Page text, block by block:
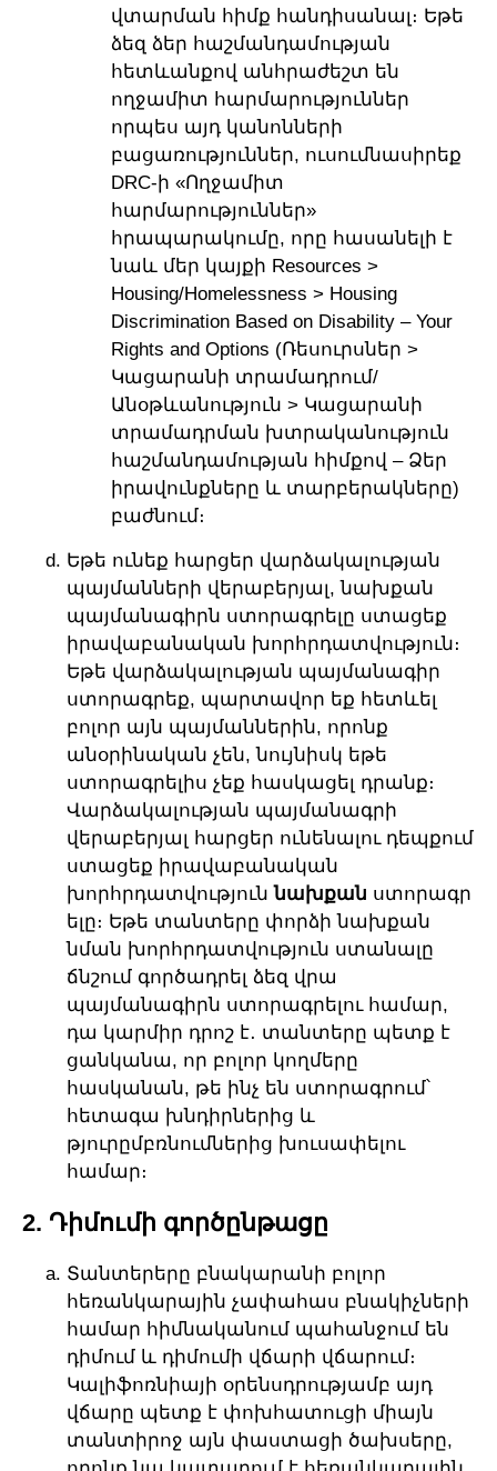
վտարման հիմք հանդիսանալ։ Եթե
ձեզ ձեր հաշմանդամության
հետևանքով անհրաժեշտ են
ողջամիտ հարմարություններ
որպես այդ կանոնների
բացառություններ, ուսումնասիրեք
DRC-ի «Ողջամիտ
հարմարություններ»
հրապարակումը, որը հասանելի է
նաև մեր կայքի Resources >
Housing/Homelessness > Housing
Discrimination Based on Disability – Your
Rights and Options (Ռեսուրսներ >
Կացարանի տրամադրում/
Անօթևանություն > Կացարանի
տրամադրման խտրականություն
հաշմանդամության հիմքով – Ձեր
իրավունքները և տարբերակները)
բաժնում։
Եթե ունեք հարցեր վարձակալության
պայմանների վերաբերյալ, նախքան
պայմանագիրն ստորագրելը ստացեք
իրավաբանական խորհրդատվություն։
Եթե վարձակալության պայմանագիր
ստորագրեք, պարտավոր եք հետևել
բոլոր այն պայմաններին, որոնք
անօրինական չեն, նույնիսկ եթե
ստորագրելիս չեք հասկացել դրանք։
Վարձակալության պայմանագրի
վերաբերյալ հարցեր ունենալու դեպքում
ստացեք իրավաբանական
խորհրդատվություննախքան ստորագր
ելը։ Եթե տանտերը փորձի նախքան
նման խորհրդատվություն ստանալը
ճնշում գործադրել ձեզ վրա
պայմանագիրն ստորագրելու համար,
դա կարմիր դրոշ է․ տանտերը պետք է
ցանկանա, որ բոլոր կողմերը
հասկանան, թե ինչ են ստորագրում՝
հետագա խնդիրներից և
թյուրըմբռնումներից խուսափելու
համար։
2. Դիմումի գործընթացը
Տանտերերը բնակարանի բոլոր
հեռանկարային չափահաս բնակիչների
համար հիմնականում պահանջում են
դիմում և դիմումի վճարի վճարում։
Կալիֆոռնիայի օրենսդրությամբ այդ
վճարը պետք է փոխհատուցի միայն
տանտիրոջ այն փաստացի ծախսերը,